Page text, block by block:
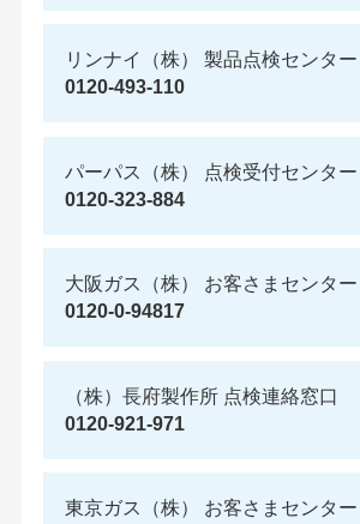
リンナイ（株） 製品点検センター
0120-493-110
パーパス（株） 点検受付センター
0120-323-884
大阪ガス（株） お客さまセンター
0120-0-94817
（株）長府製作所 点検連絡窓口
0120-921-971
東京ガス（株） お客さまセンター